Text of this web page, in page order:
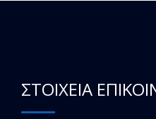
ΣΤΟΙΧΕΙΑ